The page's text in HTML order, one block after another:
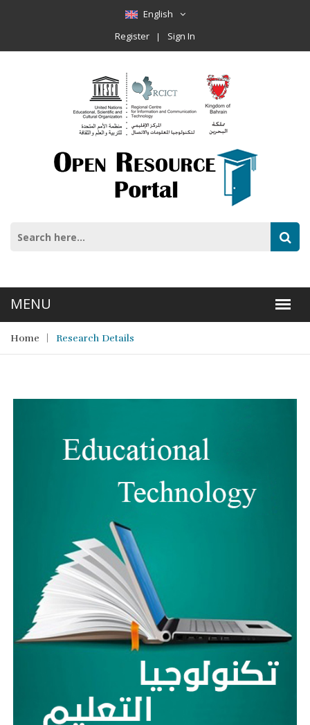
English
Register
Sign In
Home Research Details